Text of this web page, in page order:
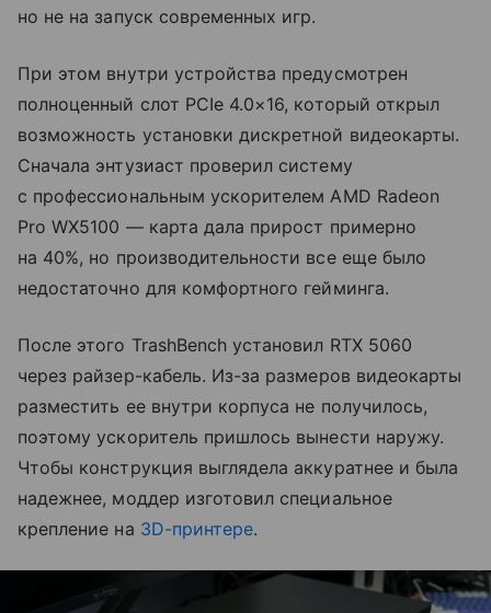
но не на запуск современных игр.
При этом внутри устройства предусмотрен
полноценный слот PCIe 4.0×16, который открыл
возможность установки дискретной видеокарты.
Сначала энтузиаст проверил систему
с профессиональным ускорителем AMD Radeon
Pro WX5100 — карта дала прирост примерно
на 40%, но производительности все еще было
недостаточно для комфортного гейминга.
После этого TrashBench установил RTX 5060
через райзер-кабель. Из-за размеров видеокарты
разместить ее внутри корпуса не получилось,
поэтому ускоритель пришлось вынести наружу.
Чтобы конструкция выглядела аккуратнее и была
надежнее, моддер изготовил специальное
крепление на 3D-принтере.